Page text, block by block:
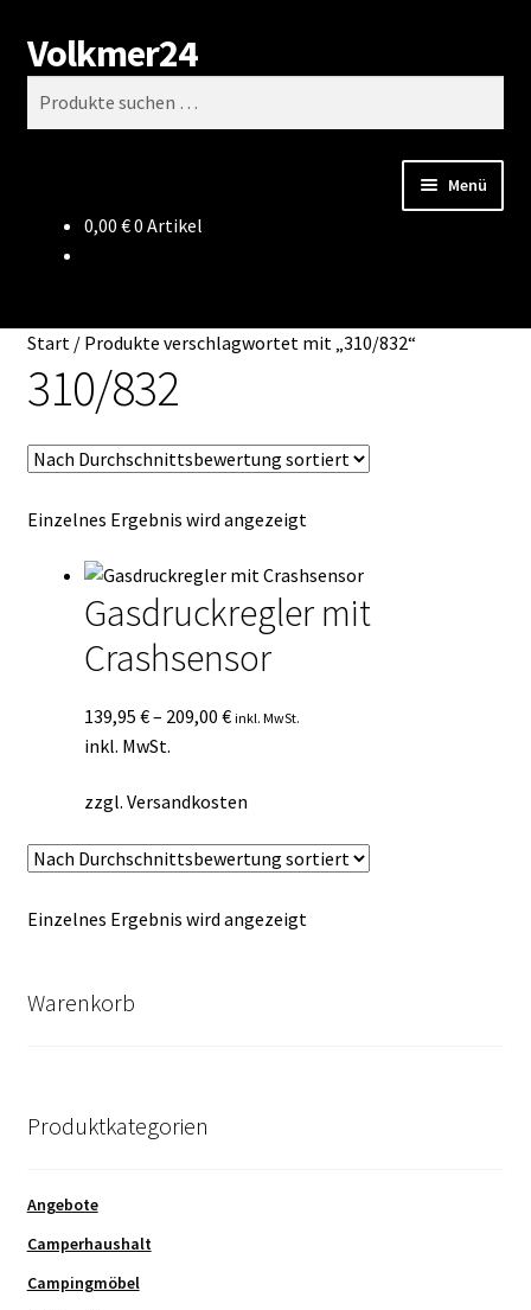
Zur
Navigation
springen
Zum
Inhalt
springen
Volkmer24
Suchen
Menü
Impressum
Mein Konto
Vertrag widerrufen
Warenkorb
0,00 €0 Artikel
Start/ Produkte verschlagwortet mit „310/832“
310/832
Einzelnes Ergebnis wird angezeigt
Gasdruckregler mit
Crashsensor
139,95 €– 209,00 € inkl. MwSt.
inkl. MwSt.
zzgl. Versandkosten
Einzelnes Ergebnis wird angezeigt
Warenkorb
Produktkategorien
Angebote
Camperhaushalt
Campingmöbel